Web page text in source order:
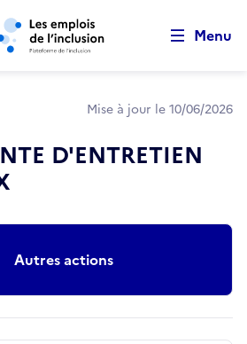
Aller au contenu principal
Menu
Mise à jour le 10/06/2026
D'ENTRETIEN
Autres actions
cookies